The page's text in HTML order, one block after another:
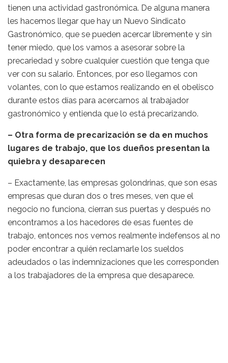
tienen una actividad gastronómica. De alguna manera
les hacemos llegar que hay un Nuevo Sindicato
Gastronómico, que se pueden acercar libremente y sin
tener miedo, que los vamos a asesorar sobre la
precariedad y sobre cualquier cuestión que tenga que
ver con su salario. Entonces, por eso llegamos con
volantes, con lo que estamos realizando en el obelisco
durante estos días para acercarnos al trabajador
gastronómico y entienda que lo está precarizando.
– Otra forma de precarización se da en muchos
lugares de trabajo, que los dueños presentan la
quiebra y desaparecen
– Exactamente, las empresas golondrinas, que son esas
empresas que duran dos o tres meses, ven que el
negocio no funciona, cierran sus puertas y después no
encontramos a los hacedores de esas fuentes de
trabajo, entonces nos vemos realmente indefensos al no
poder encontrar a quién reclamarle los sueldos
adeudados o las indemnizaciones que les corresponden
a los trabajadores de la empresa que desaparece.